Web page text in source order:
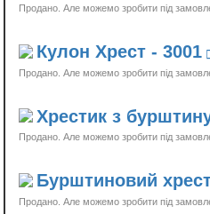
Продано
Кулон Хрест - 3001
Продано
Хрестик з
Продано
Бурштиновий
Продано